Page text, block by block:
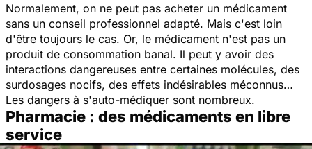
Normalement, on ne peut pas acheter un médicament
sans un conseil professionnel adapté. Mais c'est loin
d'être toujours le cas. Or, le médicament n'est pas un
produit de consommation banal. Il peut y avoir des
interactions dangereuses entre certaines molécules, des
surdosages nocifs, des effets indésirables méconnus…
Les dangers à s'auto-médiquer sont nombreux.
Pharmacie : des médicaments en libre
service